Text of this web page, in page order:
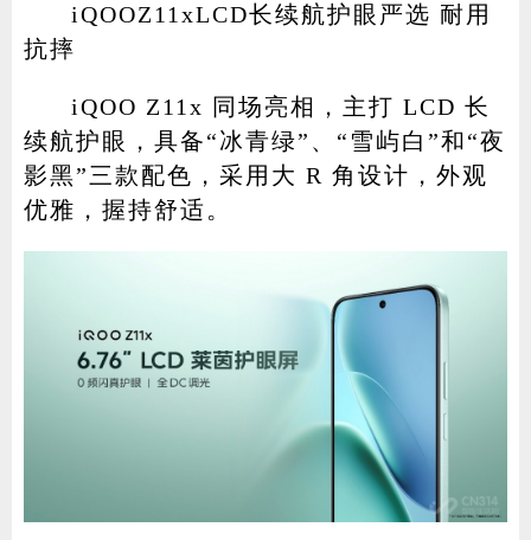
iQOOZ11xLCD长续航护眼严选 耐用
抗摔
iQOO Z11x 同场亮相，主打 LCD 长
续航护眼，具备“冰青绿”、“雪屿白”和“夜
影黑”三款配色，采用大 R 角设计，外观
优雅，握持舒适。